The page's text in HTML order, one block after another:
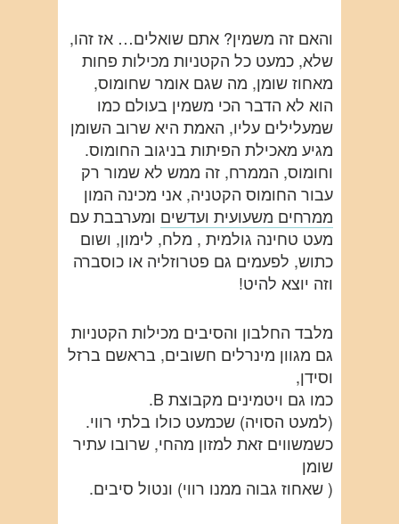
והאם זה משמין? אתם שואלים… אז זהו,
שלא, כמעט כל הקטניות מכילות פחות
מאחוז שומן, מה שגם אומר שחומוס,
הוא לא הדבר הכי משמין בעולם כמו
שמעלילים עליו, האמת היא שרוב השומן
מגיע מאכילת הפיתות בניגוב החומוס.
וחומוס, הממרח, זה ממש לא שמור רק
עבור החומוס הקטניה, אני מכינה המון
ממרחים משעועית ועדשים ומערבבת עם
מעט טחינה גולמית , מלח, לימון, ושום
כתוש, לפעמים גם פטרוזליה או כוסברה
וזה יוצא להיט!
מלבד החלבון והסיבים מכילות הקטניות
גם מגוון מינרלים חשובים, בראשם ברזל
וסידן,
כמו גם ויטמינים מקבוצת B.
(למעט הסויה) שכמעט כולו בלתי רווי.
כשמשווים זאת למזון מהחי, שרובו עתיר
שומן
( שאחוז גבוה ממנו רווי) ונטול סיבים.